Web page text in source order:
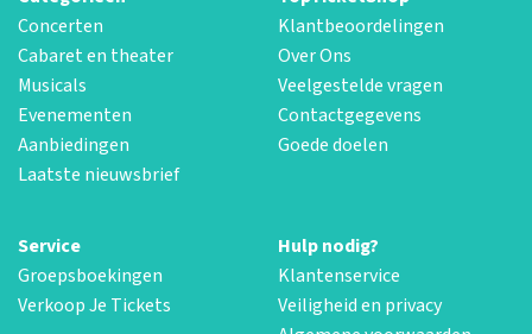
Concerten
Cabaret en theater
Musicals
Evenementen
Aanbiedingen
Laatste nieuwsbrief
Klantbeoordelingen
Over Ons
Veelgestelde vragen
Contactgegevens
Goede doelen
Service
Groepsboekingen
Verkoop Je Tickets
Hulp nodig?
Klantenservice
Veiligheid en privacy